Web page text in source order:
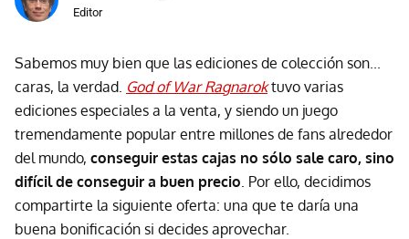
Editor
Sabemos muy bien que las ediciones de colección son...
caras, la verdad. God of War Ragnaroktuvo varias
ediciones especiales a la venta, y siendo un juego
tremendamente popular entre millones de fans alrededor
del mundo, conseguir estas cajas no sólo sale caro, sino
difícil de conseguir a buen precio . Por ello, decidimos
compartirte la siguiente oferta: una que te daría una
buena bonificación si decides aprovechar.